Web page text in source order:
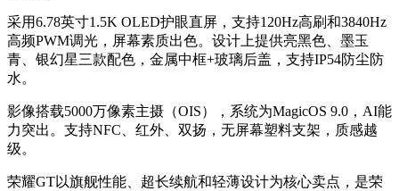
采用6.78英寸1.5K OLED护眼直屏，支持120Hz高刷和3840Hz
高频PWM调光，屏幕素质出色。设计上提供亮黑色、墨玉
青、银幻星三款配色，金属中框+玻璃后盖，支持IP54防尘防
水。
影像搭载5000万像素主摄（OIS），系统为MagicOS 9.0，AI能
力突出。支持NFC、红外、双扬，无屏幕塑料支架，质感越
级。
荣耀GT以旗舰性能、超长续航和轻薄设计为核心卖点，是荣